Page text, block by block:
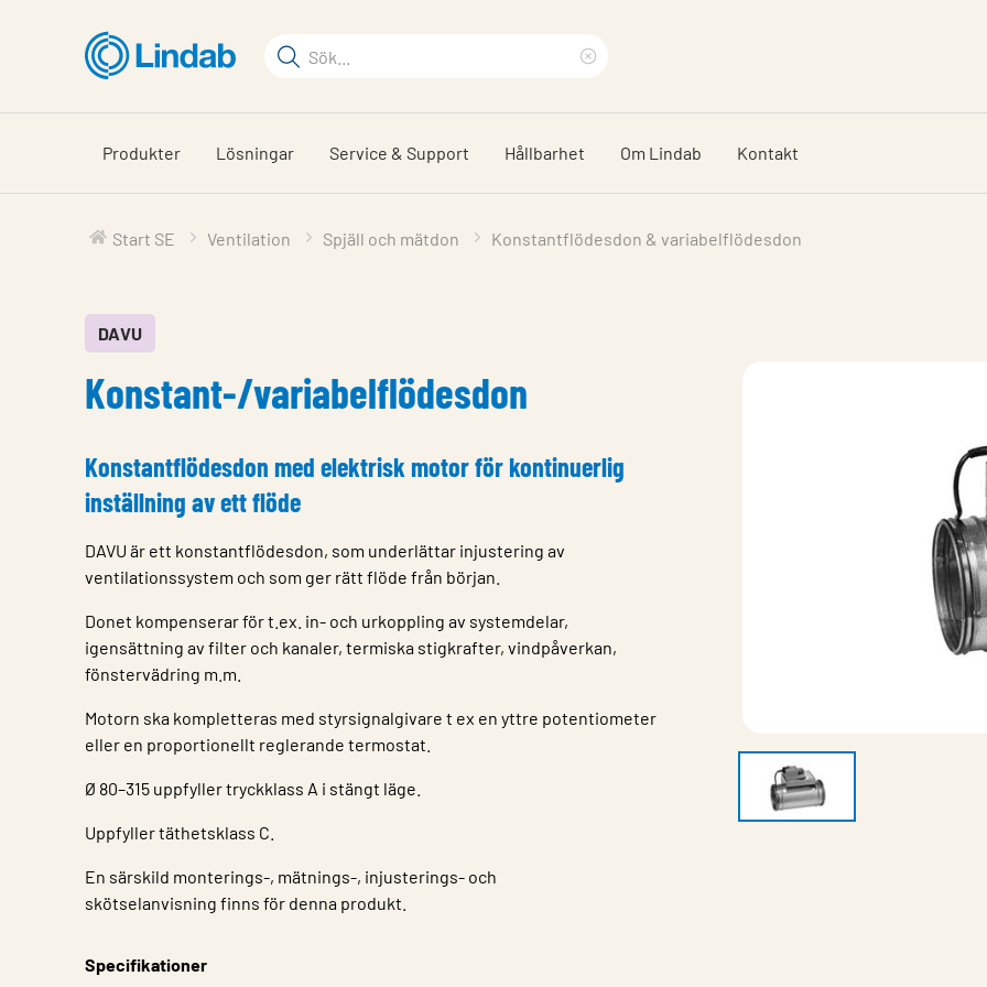
huvudinnehållet
Sökord
på
sajten
sökfras
Produkter Lösningar Service & Support Hållbarhet Om Lindab Kontakt
Start SE Ventilation Spjäll och mätdon Konstantflödesdon & variabelflödesdon
DAVU
Konstant-/variabelflödesdon
Konstantflödesdon med elektrisk motor för kontinuerlig
inställning av ett flöde
DAVU är ett konstantflödesdon, som underlättar injustering av
ventilationssystem och som ger rätt flöde från början.
Donet kompenserar för t.ex. in- och urkoppling av systemdelar,
igensättning av filter och kanaler, termiska stigkrafter, vindpåverkan,
fönstervädring m.m.
Motorn ska kompletteras med styrsignalgivare t ex en yttre potentiometer
eller en proportionellt reglerande termostat.
Ø 80–315 uppfyller tryckklass A i stängt läge.
Uppfyller täthetsklass C.
En särskild monterings-, mätnings-, injusterings- och
skötselanvisning finns för denna produkt.
Specifikationer